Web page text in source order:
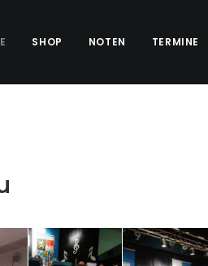
SHOP NOTEN TERMINE